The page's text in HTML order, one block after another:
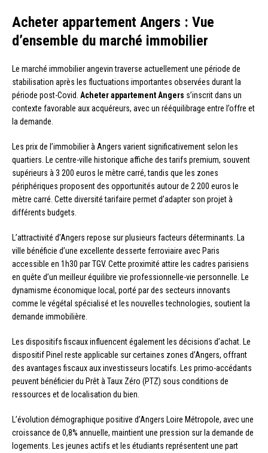
Acheter appartement Angers : Vue
d’ensemble du marché immobilier
Le marché immobilier angevin traverse actuellement une période de
stabilisation après les fluctuations importantes observées durant la
période post-Covid. Acheter appartement Angers s’inscrit dans un
contexte favorable aux acquéreurs, avec un rééquilibrage entre l’offre et
la demande.
Les prix de l’immobilier à Angers varient significativement selon les
quartiers. Le centre-ville historique affiche des tarifs premium, souvent
supérieurs à 3 200 euros le mètre carré, tandis que les zones
périphériques proposent des opportunités autour de 2 200 euros le
mètre carré. Cette diversité tarifaire permet d’adapter son projet à
différents budgets.
L’attractivité d’Angers repose sur plusieurs facteurs déterminants. La
ville bénéficie d’une excellente desserte ferroviaire avec Paris
accessible en 1h30 par TGV. Cette proximité attire les cadres parisiens
en quête d’un meilleur équilibre vie professionnelle-vie personnelle. Le
dynamisme économique local, porté par des secteurs innovants
comme le végétal spécialisé et les nouvelles technologies, soutient la
demande immobilière.
Les dispositifs fiscaux influencent également les décisions d’achat. Le
dispositif Pinel reste applicable sur certaines zones d’Angers, offrant
des avantages fiscaux aux investisseurs locatifs. Les primo-accédants
peuvent bénéficier du Prêt à Taux Zéro (PTZ) sous conditions de
ressources et de localisation du bien.
L’évolution démographique positive d’Angers Loire Métropole, avec une
croissance de 0,8% annuelle, maintient une pression sur la demande de
logements. Les jeunes actifs et les étudiants représentent une part